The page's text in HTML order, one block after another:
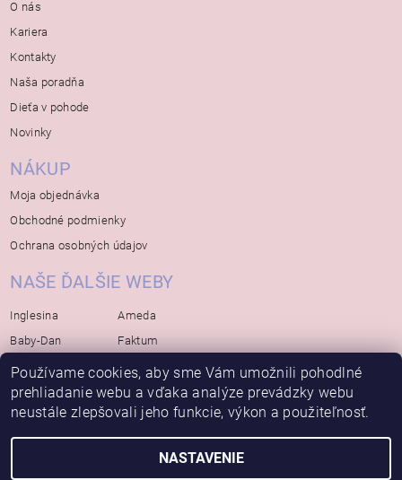
O nás
Kariera
Kontakty
Naša poradňa
Dieťa v pohode
Novinky
NÁKUP
Moja objednávka
Obchodné podmienky
Ochrana osobných údajov
NAŠE ĎALŠIE WEBY
Inglesina
Baby-Dan
Rialto
Bébé-Jou
Avova
Ameda
Faktum
Koelstra
Bambino-Mio
Používame cookies, aby sme Vám umožnili pohodlné
prehliadanie webu a vďaka analýze prevádzky webu
neustále zlepšovali jeho funkcie, výkon a použiteľnosť.
NASTAVENIE